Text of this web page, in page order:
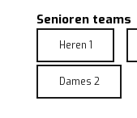
Senioren teams
Heren 1
Dames 2